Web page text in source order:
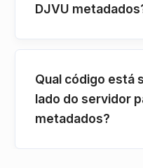
DJVU
Qual código está
lado do servidor
metadados?